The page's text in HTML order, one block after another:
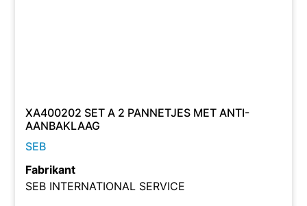
XA400202 SET A 2 PANNETJES MET ANTI-
AANBAKLAAG
SEB
Fabrikant
SEB INTERNATIONAL SERVICE